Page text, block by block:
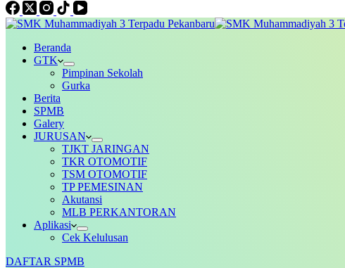
Beranda
GTK
Pimpinan Sekolah
Gurka
Berita
SPMB
Galery
JURUSAN
TJKT JARINGAN
TKR OTOMOTIF
TSM OTOMOTIF
TP PEMESINAN
Akutansi
MLB PERKANTORAN
Aplikasi
Cek Kelulusan
DAFTAR SPMB